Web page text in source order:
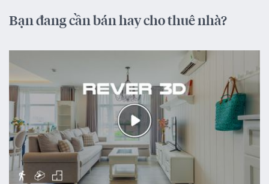
Bạn đang cần bán hay cho thuê nhà?